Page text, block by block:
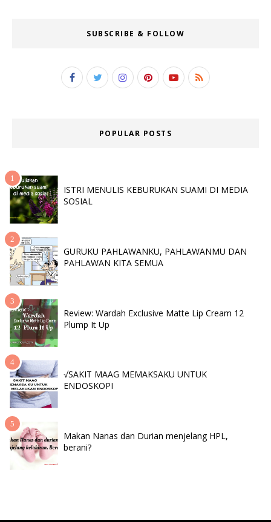
SUBSCRIBE & FOLLOW
POPULAR POSTS
ISTRI MENULIS KEBURUKAN SUAMI DI MEDIA
SOSIAL
GURUKU PAHLAWANKU, PAHLAWANMU DAN
PAHLAWAN KITA SEMUA
Review: Wardah Exclusive Matte Lip Cream 12
Plump It Up
√SAKIT MAAG MEMAKSAKU UNTUK
ENDOSKOPI
Makan Nanas dan Durian menjelang HPL,
berani?